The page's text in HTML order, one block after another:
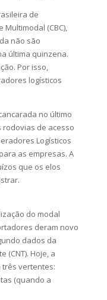
de
(CBC),
não são
última quinzena.
Por isso,
logísticos
no último
rodovias de acesso
Logísticos
as empresas. A
que os elos
do modal
deram novo
dados da
(CNT). Hoje, a
três vertentes:
(quando a